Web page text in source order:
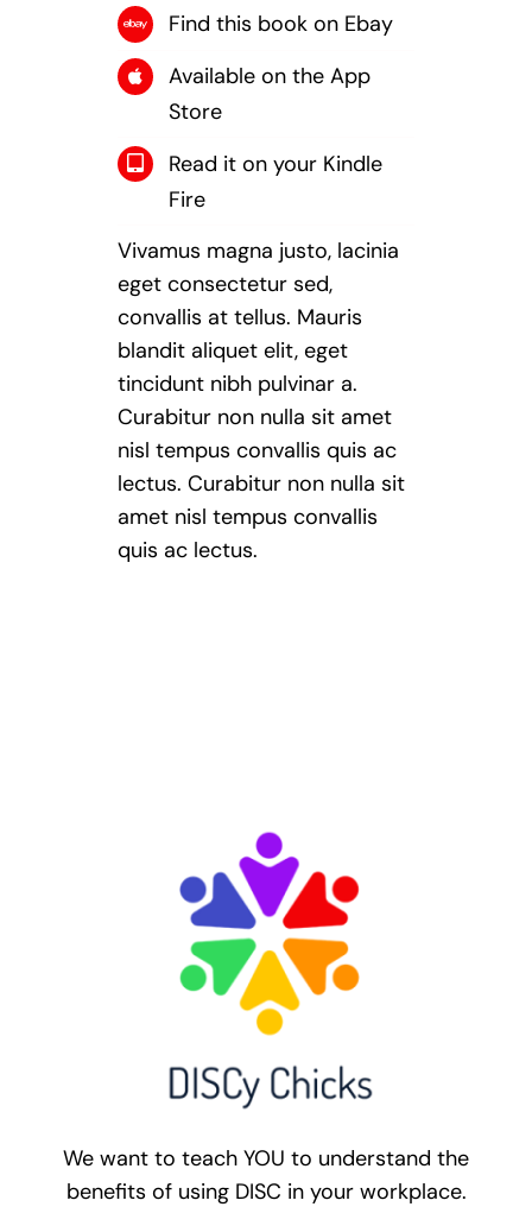
Find this book on Ebay
Available on the App
Store
Read it on your Kindle
Fire
Vivamus magna justo, lacinia
eget consectetur sed,
convallis at tellus. Mauris
blandit aliquet elit, eget
tincidunt nibh pulvinar a.
Curabitur non nulla sit amet
nisl tempus convallis quis ac
lectus. Curabitur non nulla sit
amet nisl tempus convallis
quis ac lectus.
We want to teach YOU to understand the
benefits of using DISC in your workplace.